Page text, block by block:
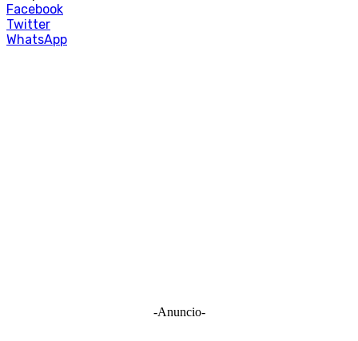
Facebook
Twitter
WhatsApp
-Anuncio-